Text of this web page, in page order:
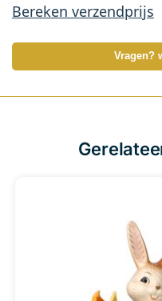
Bereken verzendprijs
Vragen?